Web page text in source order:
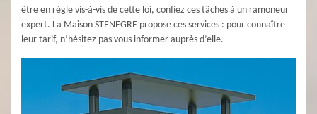
être en règle vis-à-vis de cette loi, confiez ces tâches à un ramoneur
expert. La Maison STENEGRE propose ces services : pour connaître
leur tarif, n’hésitez pas vous informer auprès d’elle.